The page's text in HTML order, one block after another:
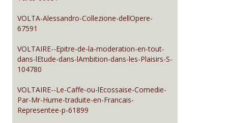
VOLTA-Alessandro-Collezione-dellOpere-
67591
VOLTAIRE--Epitre-de-la-moderation-en-tout-
dans-lEtude-dans-lAmbition-dans-les-Plaisirs-S-
104780
VOLTAIRE--Le-Caffe-ou-lEcossaise-Comedie-
Par-Mr-Hume-traduite-en-Francais-
Representee-p-61899